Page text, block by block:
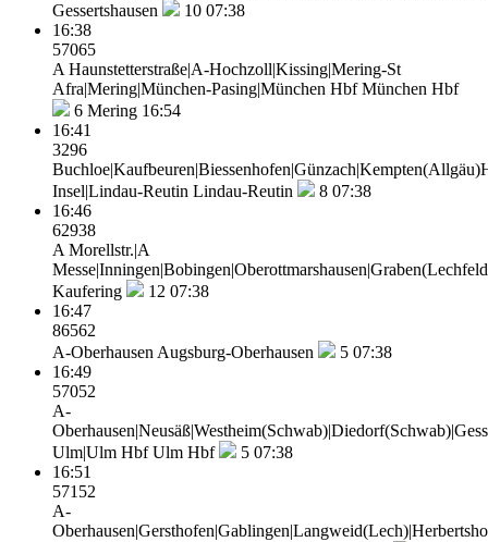
Gessertshausen
10 07:38
16:38
57065
A Haunstetterstraße|A-Hochzoll|Kissing|Mering-St
Afra|Mering|München-Pasing|München HbfMünchen Hbf
6 Mering 16:54
16:41
3296
Insel|Lindau-Reutin Lindau-Reutin 8 07:38
16:46
62938
A Morellstr.|A
Kaufering
12 07:38
16:47
86562
A-Oberhausen Augsburg-Oberhausen 5 07:38
16:49
57052
A-
Ulm|Ulm HbfUlm Hbf 5 07:38
16:51
57152
A-